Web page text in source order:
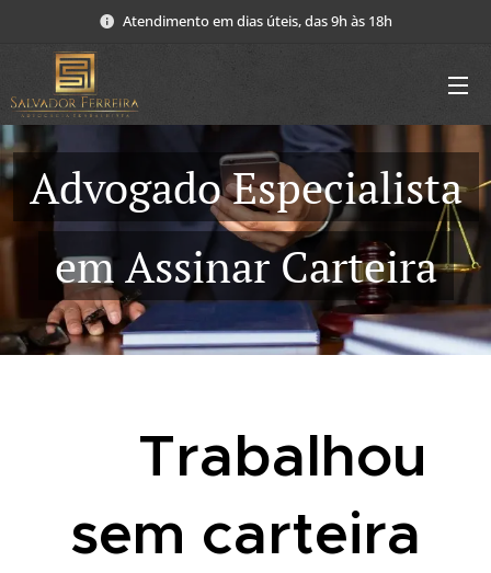
Atendimento em dias úteis, das 9h às 18h
Advogado Especialista
em Assinar Carteira
Trabalhou
sem carteira